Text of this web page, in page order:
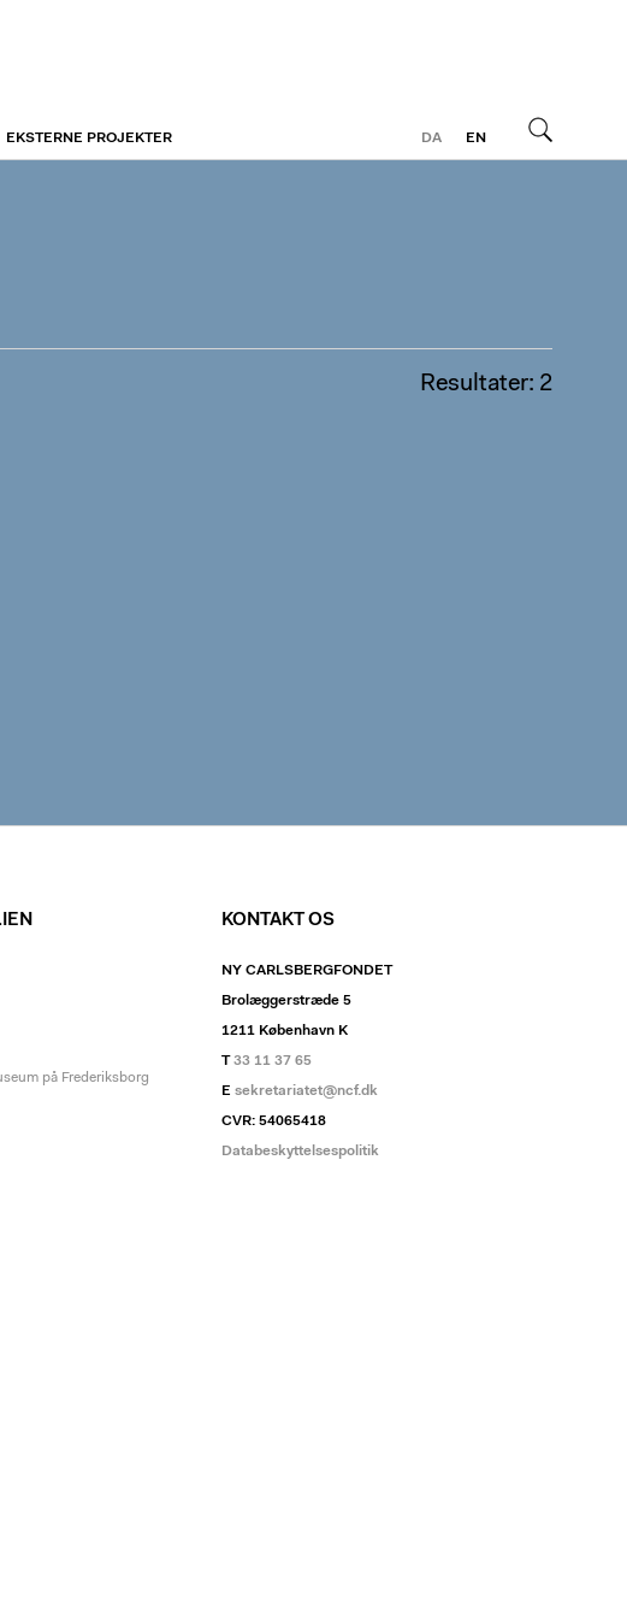
DA
EN
EKSTERNE PROJEKTER
Resultater: 2
på Frederiksborg
KONTAKT OS
NY CARLSBERGFONDET
Brolæggerstræde 5
1211 København K
T33 11 37 65
E sekretariatet@ncf.dk
CVR: 54065418
Databeskyttelsespolitik